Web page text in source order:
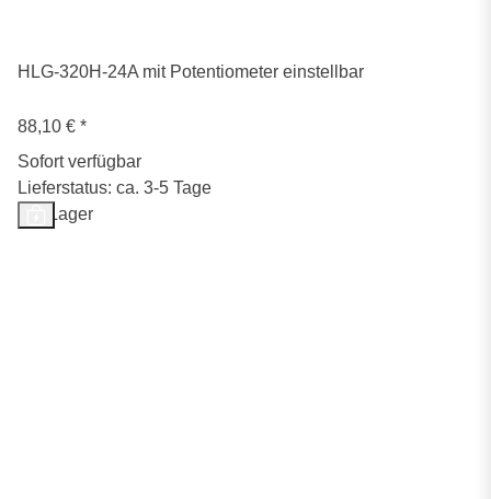
HLG-320H-24A mit Potentiometer einstellbar
88,10 € *
Sofort verfügbar
Lieferstatus: ca. 3-5 Tage
Auf Lager